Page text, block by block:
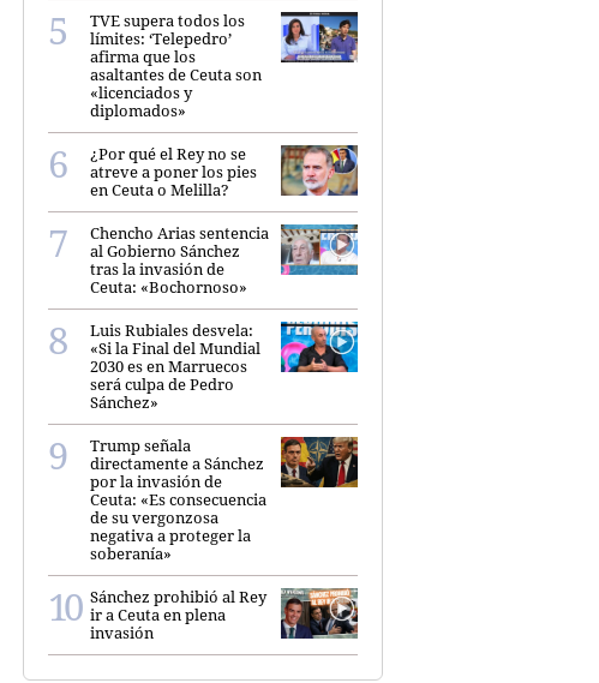
TVE supera todos los
límites: ‘Telepedro’
afirma que los
asaltantes de Ceuta son
«licenciados y
diplomados»
¿Por qué el Rey no se
atreve a poner los pies
en Ceuta o Melilla?
Chencho Arias sentencia
al Gobierno Sánchez
tras la invasión de
Ceuta: «Bochornoso»
Luis Rubiales desvela:
«Si la Final del Mundial
2030 es en Marruecos
será culpa de Pedro
Sánchez»
Trump señala
directamente a Sánchez
por la invasión de
Ceuta: «Es consecuencia
de su vergonzosa
negativa a proteger la
soberanía»
Sánchez prohibió al Rey
ir a Ceuta en plena
invasión